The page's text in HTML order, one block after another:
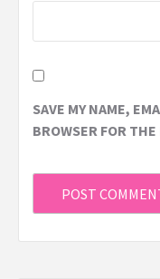
SAVE MY NAME,
BROWSER FOR